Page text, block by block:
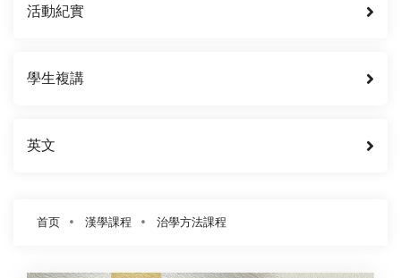
活動紀實
學生複講
英文
首页 漢學課程 治學方法課程